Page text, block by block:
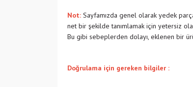
Not: Sayfamızda genel olarak yedek
net bir şekilde tanımlamak için yetersiz
Bu gibi sebeplerden dolayı, eklenen bir
Doğrulama için gereken bilgiler :